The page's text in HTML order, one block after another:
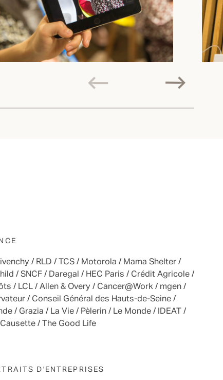
/ RLD / TCS / Motorola / Mama Shelter /
/ SNCF / Daregal / HEC Paris / Crédit Agricole /
/ LCL / Allen & Overy / Cancer@Work / mgen /
/ Conseil Général des Hauts-de-Seine /
/ Grazia / La Vie / Pèlerin / Le Monde / IDEAT /
/ The Good Life
D'ENTREPRISES